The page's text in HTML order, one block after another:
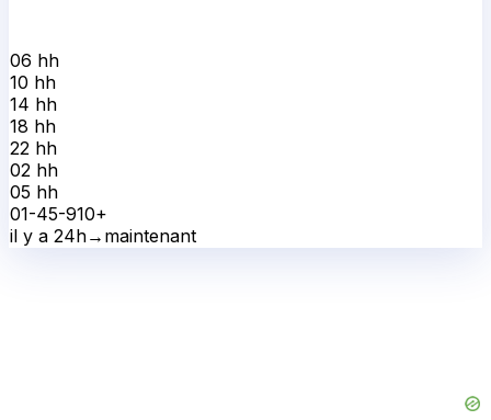
06 hh
10 hh
14 hh
18 hh
22 hh
02 hh
05 hh
01-45-910+
il y a 24h→ maintenant